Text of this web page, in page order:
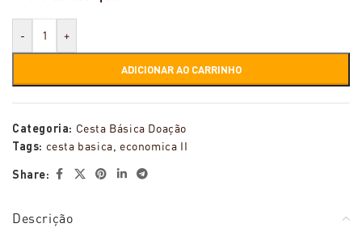
- +
ADICIONAR AO CARRINHO
Categoria: Cesta Básica Doação
Tags: cesta basica, economica II
Share:
Descrição